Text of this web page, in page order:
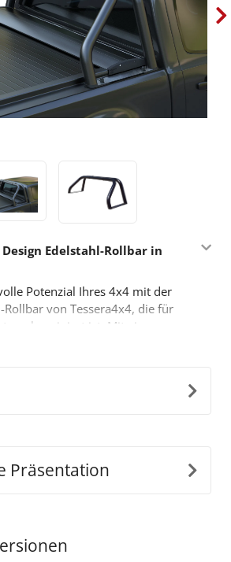
Edelstahl-Rollbar in
Potenzial Ihres 4x4 mit der
von Tessera4x4, die für
konzipiert ist. Mit einem
harten Bedingungen standhält
eleganten, modernen Look
passt sich perfekt den
Ihres Fahrzeugs an und
Präsentation